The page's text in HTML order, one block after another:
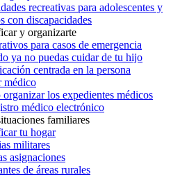
recreativas para adolescentes y
con discapacidades
y organizarte
para casos de emergencia
ya no puedas cuidar de tu hijo
centrada en la persona
médico
los expedientes médicos
médico electrónico
familiares
tu hogar
militares
asignaciones
de áreas rurales